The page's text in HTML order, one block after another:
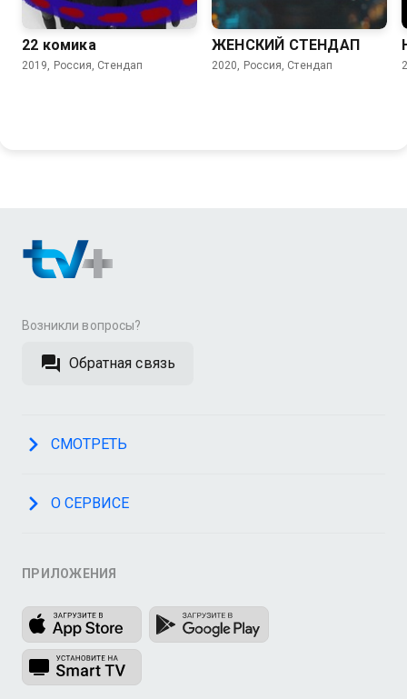
22 комика
2019, Россия, Стендап
ЖЕНСКИЙ СТЕНДАП
2020, Россия, Стендап
Возникли вопросы?
Обратная связь
СМОТРЕТЬ
О СЕРВИСЕ
ПРИЛОЖЕНИЯ